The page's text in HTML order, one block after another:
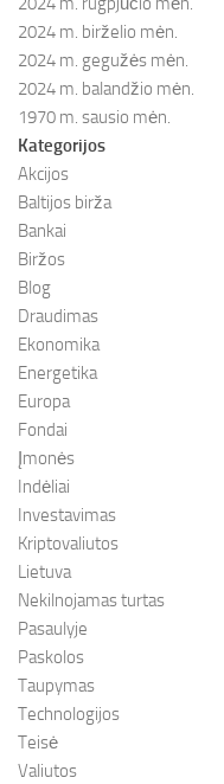
2024 m. birželio mėn.
2024 m. gegužės mėn.
2024 m. balandžio mėn.
1970 m. sausio mėn.
Kategorijos
Akcijos
Baltijos birža
Bankai
Biržos
Blog
Draudimas
Ekonomika
Energetika
Europa
Fondai
Įmonės
Indėliai
Investavimas
Kriptovaliutos
Lietuva
Nekilnojamas turtas
Pasaulyje
Paskolos
Taupymas
Technologijos
Teisė
Valiutos